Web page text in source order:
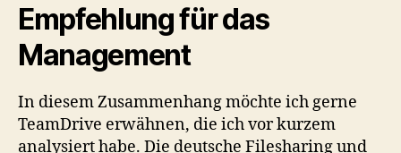
Empfehlung für das
Management
In diesem Zusammenhang möchte ich gerne
TeamDrive erwähnen, die ich vor kurzem
analysiert habe. Die deutsche Filesharing und